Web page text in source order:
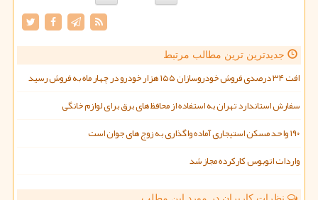
جدیدترین ترین مطالب مرتبط
افت ۳۴ درصدی فروش خودروسازان ۱۵۵ هزار خودرو در چهار ماه به فروش رسید
سفارش استاندارد تهران به استفاده از محافظ های برق برای لوازم خانگی
۱۹۰ واحد مسکن استیجاری آماده واگذاری به زوج های جوان است
واردات اتوبوس کارکرده مجاز شد